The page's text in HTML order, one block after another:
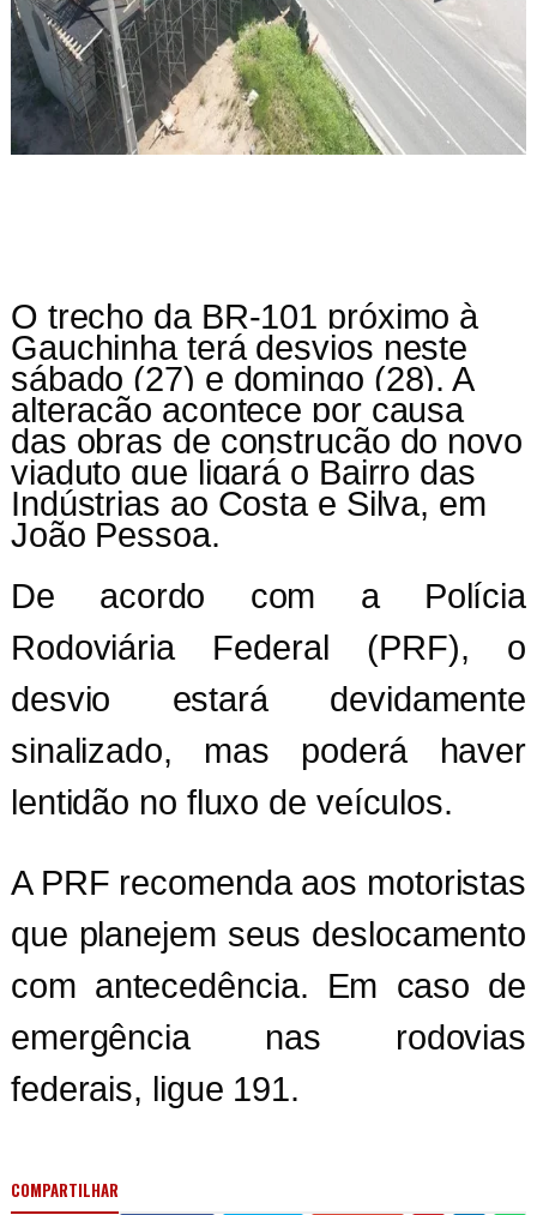
O trecho da BR-101 próximo à
Gauchinha terá desvios neste
sábado (27) e domingo (28). A
alteração acontece por causa
das obras de construção do novo
viaduto que ligará o Bairro das
Indústrias ao Costa e Silva, em
João Pessoa.
De acordo com a Polícia
Rodoviária Federal (PRF), o
desvio estará devidamente
sinalizado, mas poderá haver
lentidão no fluxo de veículos.
A PRF recomenda aos motoristas
que planejem seus deslocamento
com antecedência. Em caso de
emergência nas rodovias
federais, ligue 191.
COMPARTILHAR